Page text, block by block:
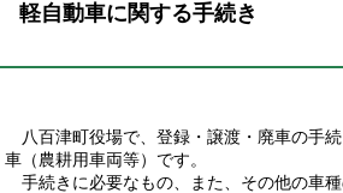
軽自動車に関する手続き
八百津町役場で、登録・譲渡・廃車の手
車（農耕用車両等）です。
手続きに必要なもの、また、その他の車